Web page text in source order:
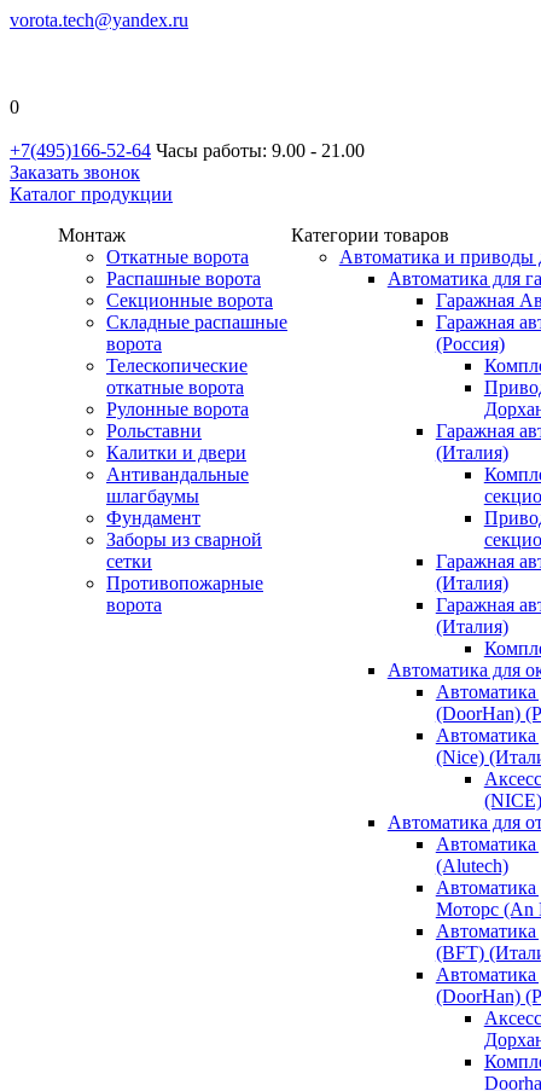
vorota.tech@yandex.ru
0
+7(495)166-52-64 Часы работы: 9.00 - 21.00
Заказать звонок
Каталог продукции
Монтаж
Откатные ворота
Распашные ворота
Секционные ворота
Складные распашные
ворота
Телескопические
откатные ворота
Рулонные ворота
Рольставни
Калитки и двери
Антивандальные
шлагбаумы
Фундамент
Заборы из сварной
сетки
Противопожарные
ворота
Категории товаров
Автоматика и приводы
Автоматика для
Гаражная
Гаражная
(Россия)
Гаражная
(Италия)
Гаражная
(Италия)
Гаражная
(Италия)
Автоматика для
Автоматика
(DoorHan)
Автоматика
(Nice)
(NICE)
Автоматика для
(Alutech)
Моторс (An
(BFT)
Автоматика
(DoorHan)